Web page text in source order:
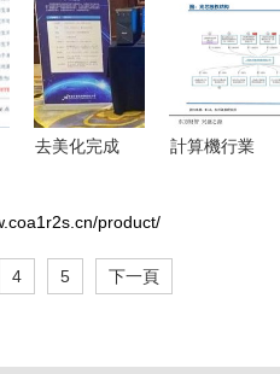
續航 智己
L7有哪些亮
點？
去美化完成
產電腦在重
慶誕生，網
友 終于等
計算機行業
態價值與機
遇研究——
機軟硬件研
product/
4 5 下一頁